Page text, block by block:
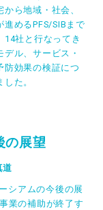
ら地域・社会、
進めるPFS/SIBまで
14社と行なってき
デル、サービス・
防効果の検証につ
た。
の展望
シアムの今後の展
業の補助が終了す